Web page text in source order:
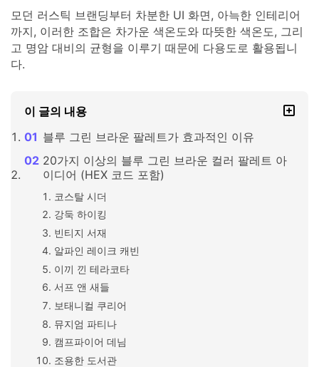
모던 러스틱 브랜딩부터 차분한 UI 화면, 아늑한 인테리어
까지, 이러한 조합은 차가운 색온도와 따뜻한 색온도, 그리
고 명암 대비의 균형을 이루기 때문에 다용도로 활용됩니
다.
이 글의 내용
블루 그린 브라운 팔레트가 효과적인 이유
20가지 이상의 블루 그린 브라운 컬러 팔레트 아
이디어 (HEX 코드 포함)
코스탈 시더
강둑 하이킹
빈티지 서재
알파인 레이크 캐빈
이끼 낀 테라코타
서프 앤 새들
보태니컬 쿠리어
뮤지엄 파티나
캠프파이어 데님
조용한 도서관